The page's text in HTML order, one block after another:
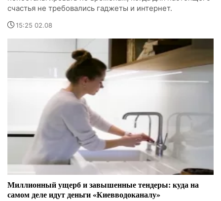
счастья не требовались гаджеты и интернет.
15:25 02.08
Миллионный ущерб и завышенные тендеры: куда на
самом деле идут деньги «Киевводоканалу»